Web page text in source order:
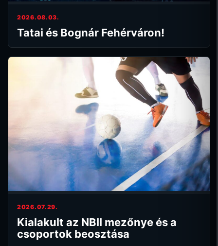
2026.08.03.
Tatai és Bognár Fehérváron!
2026.07.29.
Kialakult az NBII mezőnye és a
csoportok beosztása